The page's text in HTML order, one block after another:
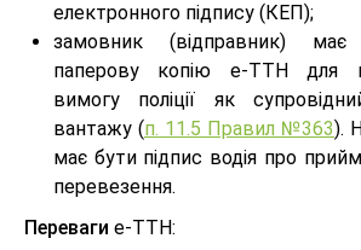
електронного підпису (КЕП);
замовник (відправник)
паперову копію e-ТТН для
вимогу поліції як
вантажу (п. 11.5 Правил №363).
має бути підпис водія про
перевезення.
Переваги е-ТТН: